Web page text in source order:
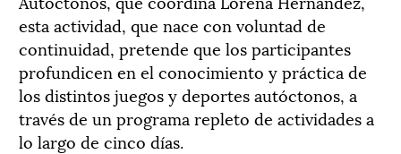
esta actividad, que nace con voluntad de
continuidad, pretende que los participantes
profundicen en el conocimiento y práctica de
los distintos juegos y deportes autóctonos, a
través de un programa repleto de actividades a
lo largo de cinco días.